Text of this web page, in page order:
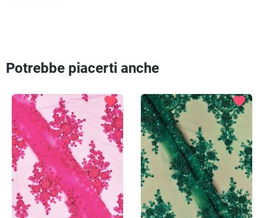
Potrebbe piacerti anche
favorite favorite